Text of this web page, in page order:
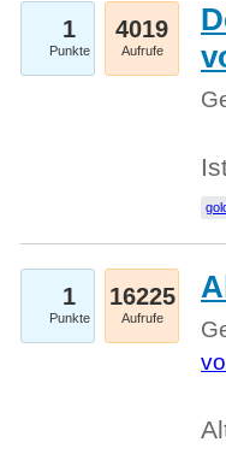
1
Punkte
4019
Aufrufe
1
Punkte
16225
Aufrufe